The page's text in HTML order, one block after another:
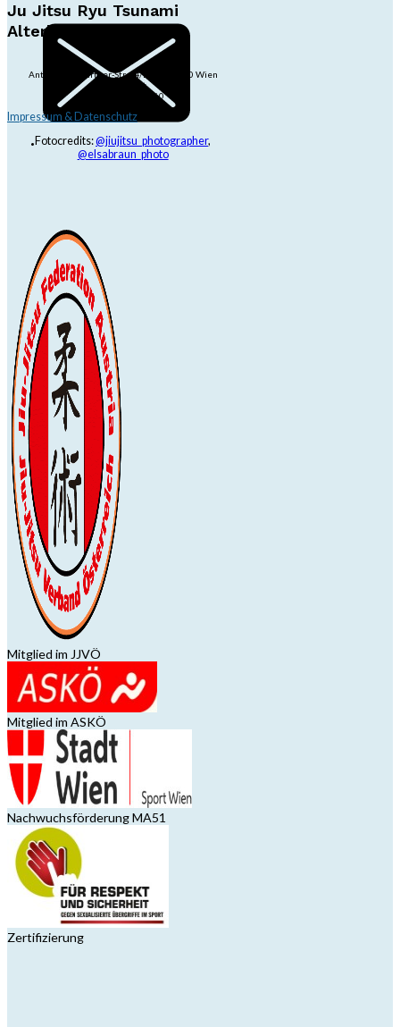
Ju Jitsu Ryu Tsunami
Alterlaa
Anton-Baumgartner-Str. 44/B8/01, 1230 Wien
dojo@jjrt.at
+43 6991 171 81 60
Impressum & Datenschutz
Fotocredits:@jiujitsu_photographer,
@elsabraun_photo
Mitglied im JJVÖ
Mitglied im ASKÖ
Nachwuchsförderung MA51
Zertifizierung